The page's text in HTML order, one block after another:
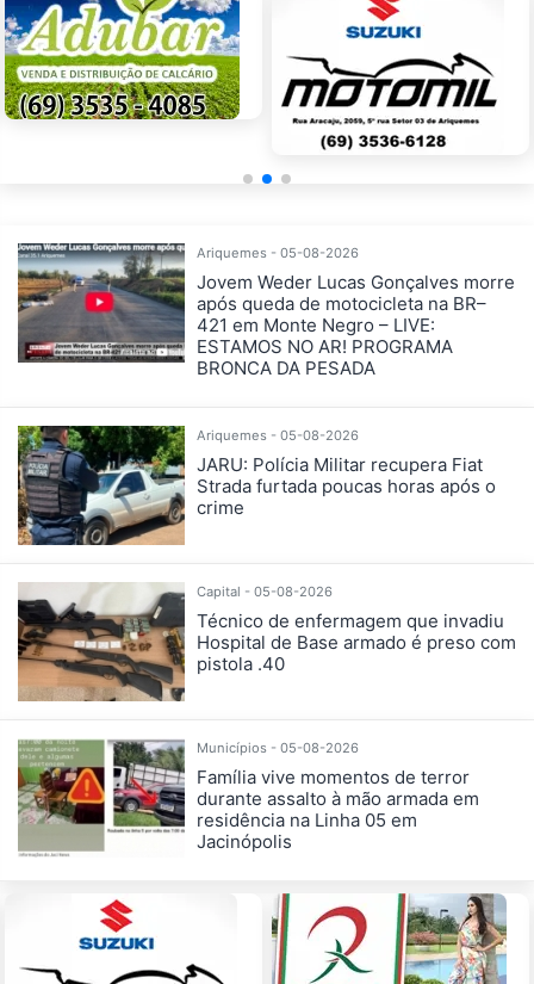
Ariquemes - 05-08-2026
Jovem Weder Lucas Gonçalves morre
após queda de motocicleta na BR–
421 em Monte Negro – LIVE:
ESTAMOS NO AR! PROGRAMA
BRONCA DA PESADA
Ariquemes - 05-08-2026
JARU: Polícia Militar recupera Fiat
Strada furtada poucas horas após o
crime
Capital - 05-08-2026
Técnico de enfermagem que invadiu
Hospital de Base armado é preso com
pistola .40
Municípios - 05-08-2026
Família vive momentos de terror
durante assalto à mão armada em
residência na Linha 05 em
Jacinópolis